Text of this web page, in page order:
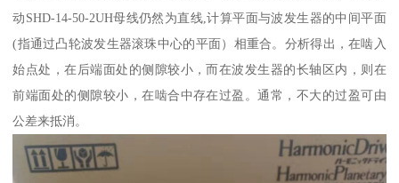
动SHD-14-50-2UH母线仍然为直线,计算平面与波发生器的中间平面
(指通过凸轮波发生器滚珠中心的平面）相重合。分析得出，在啮入
始点处，在后端面处的侧隙较小，而在波发生器的长轴区内，则在
前端面处的侧隙较小，在啮合中存在过盈。通常，不大的过盈可由
公差来抵消。